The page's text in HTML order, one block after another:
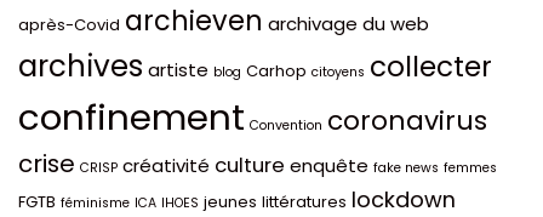
après-Covid archieven archivage du web
archives artiste blog Carhop citoyens collecter
confinement Convention coronavirus
crise CRISP créativité culture enquête fake news femmes
FGTB féminisme ICA IHOES jeunes littératures lockdown